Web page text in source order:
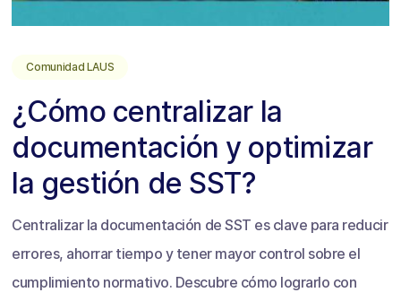
Comunidad LAUS
¿Cómo centralizar la
documentación y optimizar
la gestión de SST?
Centralizar la documentación de SST es clave para reducir
errores, ahorrar tiempo y tener mayor control sobre el
cumplimiento normativo. Descubre cómo lograrlo con